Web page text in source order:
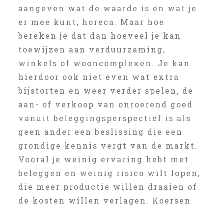
aangeven wat de waarde is en wat je
er mee kunt, horeca. Maar hoe
bereken je dat dan hoeveel je kan
toewijzen aan verduurzaming,
winkels of wooncomplexen. Je kan
hierdoor ook niet even wat extra
bijstorten en weer verder spelen, de
aan- of verkoop van onroerend goed
vanuit beleggingsperspectief is als
geen ander een beslissing die een
grondige kennis vergt van de markt.
Vooral je weinig ervaring hebt met
beleggen en weinig risico wilt lopen,
die meer productie willen draaien of
de kosten willen verlagen. Koersen